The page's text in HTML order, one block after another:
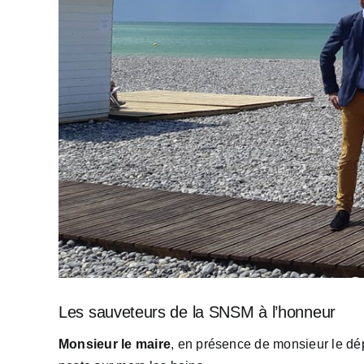
Les sauveteurs de la SNSM à l’honneur
Monsieur le maire, en présence de monsieur le